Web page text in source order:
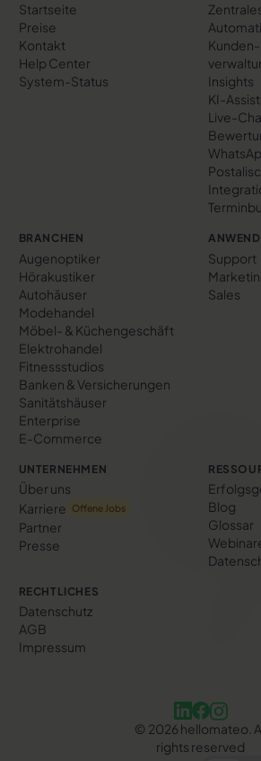
Startseite
Preise
Kontakt
Help Center
System-Status
Insights
KI-
Live-
BRANCHEN
Augenoptiker
Hörakustiker
Autohäuser
Modehandel
Möbel- & Küchengeschäft
Elektrohandel
Fitnessstudios
Banken & Versicherungen
Sanitätshäuser
Enterprise
E-Commerce
Support
Sales
UNTERNEHMEN
Über uns
Karriere
Offene Jobs
Partner
Presse
Blog
Glossar
RECHTLICHES
Datenschutz
AGB
Impressum
© 2026 hellomateo.
rights reserved